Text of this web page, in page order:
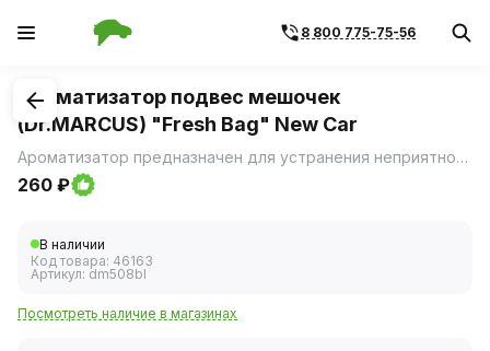
8 800 775-75-56
1/1
Ароматизатор подвес мешочек
(Dr.MARCUS) "Fresh Bag" New Car
Ароматизатор предназначен для устранения неприятного запаха в салоне автомобиля и придания легкого аромата.
260 ₽
В наличии
Код товара: 46163
Артикул: dm508bl
Посмотреть наличие в магазинах